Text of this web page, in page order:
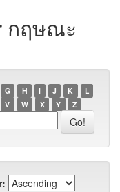
กฤษณะ
G H I J K
L
V W X Y Z